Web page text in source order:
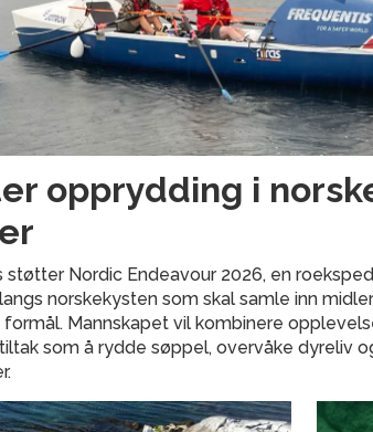
opprydding i
støtter Nordic Endeavour 2026, en
norskekysten som skal samle inn
Mannskapet vil kombinere
som å rydde søppel, overvåke dyreliv